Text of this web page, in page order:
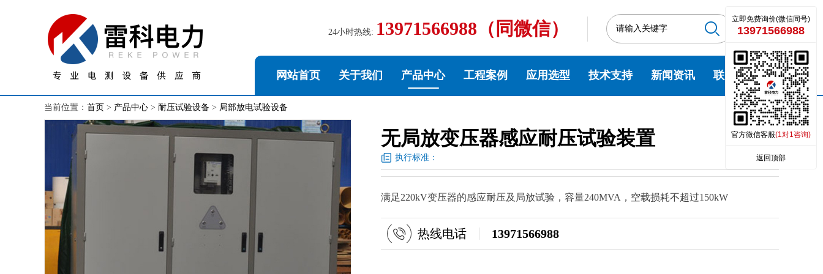
24小时热线: 13971566988（同微信）
网站首页 关于我们 产品中心 工程案例 应用选型 技术支持 新闻资讯 联系我们
当前位置： 首页 > 产品中心 > 耐压试验设备 > 局部放电试验设备
无局放变压器感应耐压试验装置
执行标准：
满足220kV变压器的感应耐压及局放试验，容量240MVA，空载损耗不超过150kW
热线电话 13971566988
立即免费询价(微信同号)
13971566988
官方微信客服(1对1咨询)
返回顶部